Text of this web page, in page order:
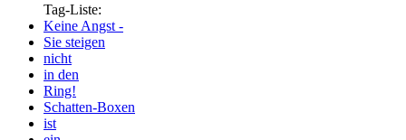
Tag-Liste:
Keine Angst -
Sie steigen
nicht
in den
Ring!
Schatten-Boxen
ist